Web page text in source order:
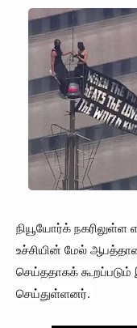
நியூயோர்க் நகரிலுள்ள
உச்சியின் மேல்
செய்ததாகக்
செய்துள்ளனர்.